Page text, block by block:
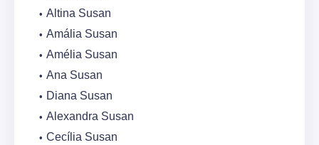
Altina Susan
Amália Susan
Amélia Susan
Ana Susan
Diana Susan
Alexandra Susan
Cecília Susan